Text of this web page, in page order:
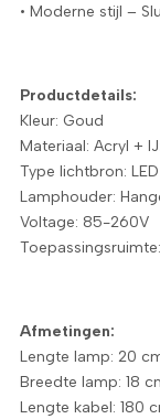
• Moderne stijl –
Productdetails:
Kleur: Goud
Materiaal: Acryl +
Type lichtbron:
Lamphouder:
Voltage: 85-260V
Afmetingen:
Lengte lamp: 20
Breedte lamp: 18
Lengte kabel: 180